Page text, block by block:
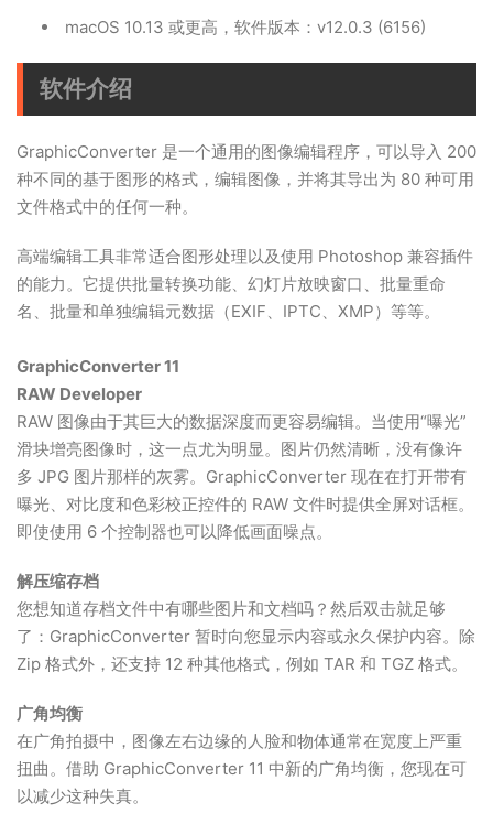
macOS 10.13 或更高，软件版本：v12.0.3 (6156)
软件介绍
GraphicConverter 是一个通用的图像编辑程序，可以导入 200
种不同的基于图形的格式，编辑图像，并将其导出为 80 种可用
文件格式中的任何一种。
高端编辑工具非常适合图形处理以及使用 Photoshop 兼容插件
的能力。它提供批量转换功能、幻灯片放映窗口、批量重命
名、批量和单独编辑元数据（EXIF、IPTC、XMP）等等。
GraphicConverter 11
RAW Developer
RAW 图像由于其巨大的数据深度而更容易编辑。当使用“曝光”
滑块增亮图像时，这一点尤为明显。图片仍然清晰，没有像许
多 JPG 图片那样的灰雾。GraphicConverter 现在在打开带有
曝光、对比度和色彩校正控件的 RAW 文件时提供全屏对话框。
即使使用 6 个控制器也可以降低画面噪点。
解压缩存档
您想知道存档文件中有哪些图片和文档吗？然后双击就足够
了：GraphicConverter 暂时向您显示内容或永久保护内容。除
Zip 格式外，还支持 12 种其他格式，例如 TAR 和 TGZ 格式。
广角均衡
在广角拍摄中，图像左右边缘的人脸和物体通常在宽度上严重
扭曲。借助 GraphicConverter 11 中新的广角均衡，您现在可
以减少这种失真。